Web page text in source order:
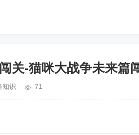
关-猫咪大战争未来篇
知识 71